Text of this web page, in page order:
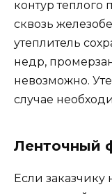
контур теплого
сквозь
утеплитель
недр,
невозможно.
случае
Ленточный
Если